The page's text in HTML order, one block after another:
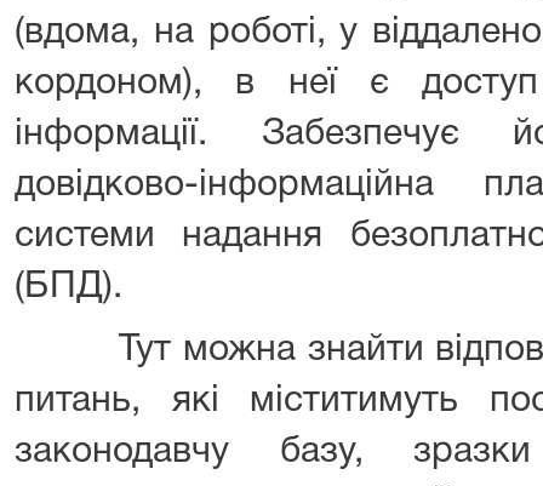
(вдома, на роботі, у
кордоном), в неї є доступ
інформації.
довідково-інформаційна
системи надання
(БПД).
Тут можна знайти
питань, які міститимуть
законодавчу базу,